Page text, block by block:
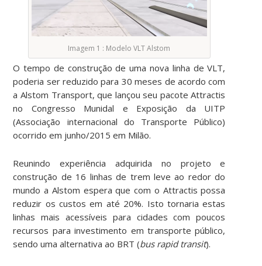
Imagem 1 : Modelo VLT Alstom
O tempo de construção de uma nova linha de VLT,
poderia ser reduzido para 30 meses de acordo com
a Alstom Transport, que lançou seu pacote Attractis
no Congresso Munidal e Exposição da UITP
(Associação internacional do Transporte Público)
ocorrido em junho/2015 em Milão.
Reunindo experiência adquirida no projeto e
construção de 16 linhas de trem leve ao redor do
mundo a Alstom espera que com o Attractis possa
reduzir os custos em até 20%. Isto tornaria estas
linhas mais acessíveis para cidades com poucos
recursos para investimento em transporte público,
sendo uma alternativa ao BRT (bus rapid transit).